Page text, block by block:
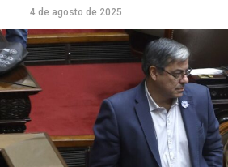
4 de agosto de 2025